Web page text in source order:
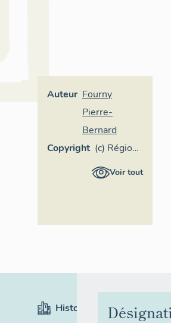
Auteur Fourny
Pierre-
Bernard
Copyright (c) Région
Pays de la
Voir tout
Historique